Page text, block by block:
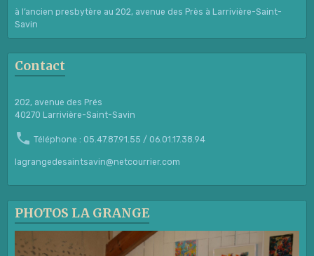
à l’ancien presbytère au 202, avenue des Près à Larrivière-Saint-
Savin
Contact
202, avenue des Prés
40270 Larrivière-Saint-Savin
Téléphone : 05.47.87.91.55 / 06.01.17.38.94
lagrangedesaintsavin@netcourrier.com
PHOTOS LA GRANGE